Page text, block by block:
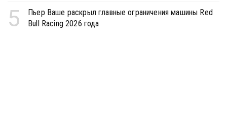
5
Пьер Ваше раскрыл главные ограничения машины Red
Bull Racing 2026 года